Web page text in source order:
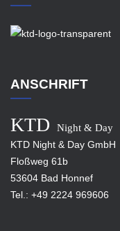
ANSCHRIFT
KTD
Night & Day
KTD Night & Day GmbH
Floßweg 61b
53604 Bad Honnef
Tel.: +49 2224 969606